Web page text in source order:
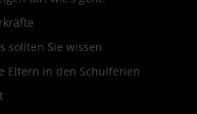
sollten Sie wissen
Eltern in den Schulferien